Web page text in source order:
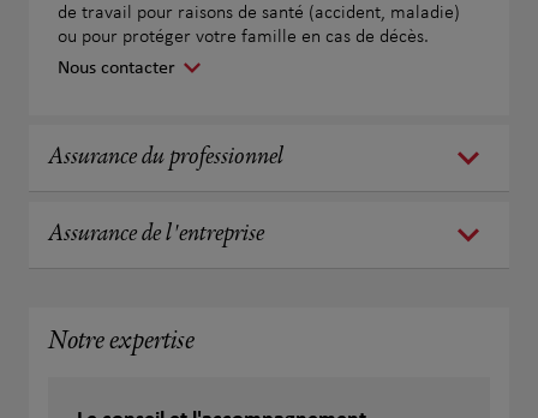
de travail pour raisons de santé (accident, maladie)
ou pour protéger votre famille en cas de décès.
Nous contacter
Assurance du professionnel
Assurance de l'entreprise
Notre expertise